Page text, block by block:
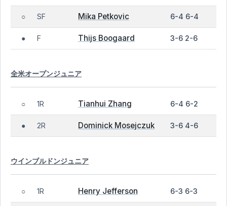
○ SF Mika Petkovic 6-4 6-4
● F Thijs Boogaard 3-6 2-6
全米オープンジュニア
○ 1R Tianhui Zhang 6-4 6-2
● 2R Dominick Mosejczuk 3-6 4-6
ウインブルドンジュニア
○ 1R Henry Jefferson 6-3 6-3